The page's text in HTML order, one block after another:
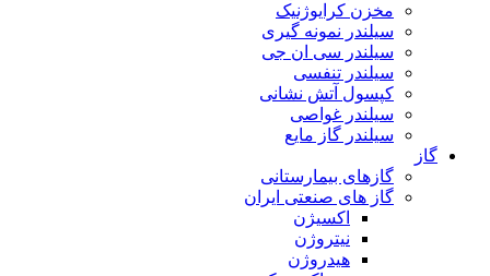
مخزن کرایوژنیک
سیلندر نمونه گیری
سیلندر سی ان جی
سیلندر تنفسی
کپسول آتش نشانی
سیلندر غواصی
سیلندر گاز مایع
گاز
گازهای بیمارستانی
گاز های صنعتی ایران
اکسیژن
نیتروژن
هیدروژن